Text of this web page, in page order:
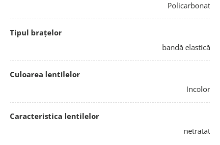
Policarbonat
Tipul brațelor
bandă elastică
Culoarea lentilelor
Incolor
Caracteristica lentilelor
netratat